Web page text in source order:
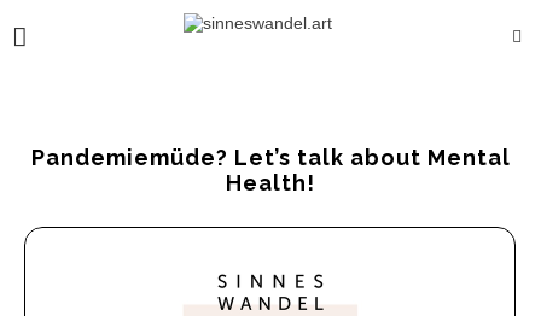
Pandemiemüde? Let’s talk about Mental
Health!